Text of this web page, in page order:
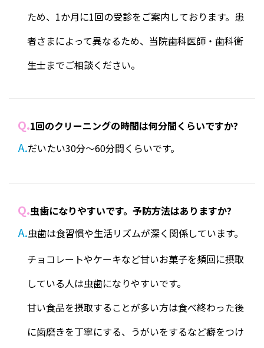
ため、1か月に1回の受診をご案内しております。患
者さまによって異なるため、当院歯科医師・歯科衛
生士までご相談ください。
Q.1回のクリーニングの時間は何分間くらいですか?
A.だいたい30分～60分間くらいです。
Q.虫歯になりやすいです。予防方法はありますか?
A.虫歯は食習慣や生活リズムが深く関係しています。
チョコレートやケーキなど甘いお菓子を頻回に摂取
している人は虫歯になりやすいです。
甘い食品を摂取することが多い方は食べ終わった後
に歯磨きを丁寧にする、うがいをするなど癖をつけ